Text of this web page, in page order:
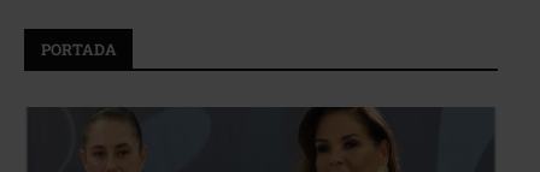
PORTADA